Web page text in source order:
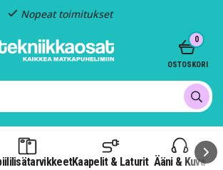
Nopeat toimitukset
Kaapelit & Laturit Ääni & Kuva
0
OSTOSKORI